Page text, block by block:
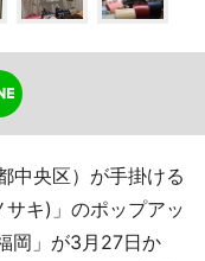
中央区）が手掛ける
キ)」のポップアッ
岡」が3月27日か